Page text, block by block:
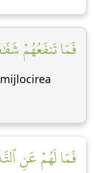
فَمَا تَنفَعُهُمۡ
فَمَا لَهُمۡ عَنِ